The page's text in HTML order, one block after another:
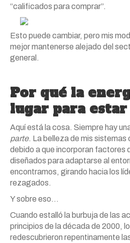
“calificados para comprar”.
Esto puede cambiar, pero mis
mejor mantenerse alejado del
general.
Por qué la
lugar para estar
Aquí está la cosa. Siempre hay
parte. La belleza de mis sistemas
debido a que incorporan factores
diseñados para adaptarse al
encontramos, girando hacia los
rezagados.
Y sobre eso…
Cuando estalló la burbuja de las
principios de la década de 2000,
redescubrieron repentinamente